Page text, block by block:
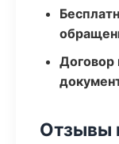
Договор
Отзывы